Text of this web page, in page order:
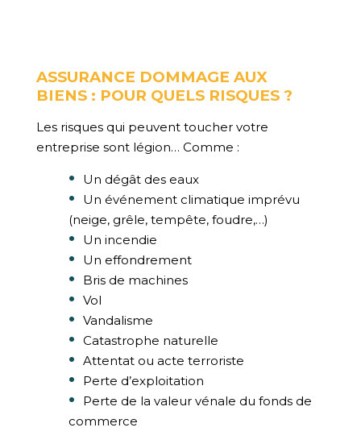
ASSURANCE DOMMAGE AUX
BIENS : POUR QUELS RISQUES ?
Les risques qui peuvent toucher votre
entreprise sont légion… Comme :
Un dégât des eaux
Un événement climatique imprévu
(neige, grêle, tempête, foudre,…)
Un incendie
Un effondrement
Bris de machines
Vol
Vandalisme
Catastrophe naturelle
Attentat ou acte terroriste
Perte d’exploitation
Perte de la valeur vénale du fonds de
commerce